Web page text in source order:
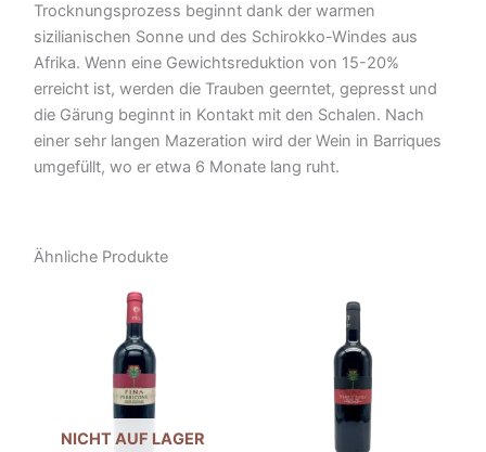
Trocknungsprozess beginnt dank der warmen
sizilianischen Sonne und des Schirokko-Windes aus
Afrika. Wenn eine Gewichtsreduktion von 15-20%
erreicht ist, werden die Trauben geerntet, gepresst und
die Gärung beginnt in Kontakt mit den Schalen. Nach
einer sehr langen Mazeration wird der Wein in Barriques
umgefüllt, wo er etwa 6 Monate lang ruht.
Ähnliche Produkte
NICHT AUF LAGER